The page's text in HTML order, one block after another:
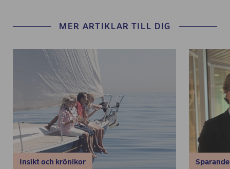
MER ARTIKLAR TILL DIG
Insikt och krönikor Sparande